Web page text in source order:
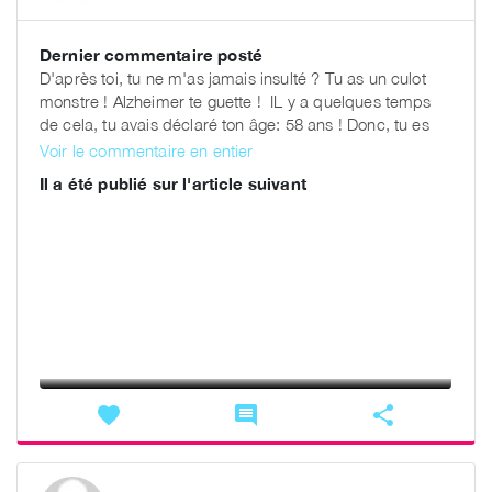
Dernier commentaire posté
D'après toi, tu ne m'as jamais insulté ? Tu as un culot
monstre ! Alzheimer te guette ! IL y a quelques temps
de cela, tu avais déclaré ton âge: 58 ans ! Donc, tu es
dans la soixantaine bien sonnée ! Quand tu as 58 ans, tu
pour voir la définition. De plus mettre en avant l’âge d’un
Voir le commentaire en entier
Il a été publié sur l'article suivant
favorite comment share